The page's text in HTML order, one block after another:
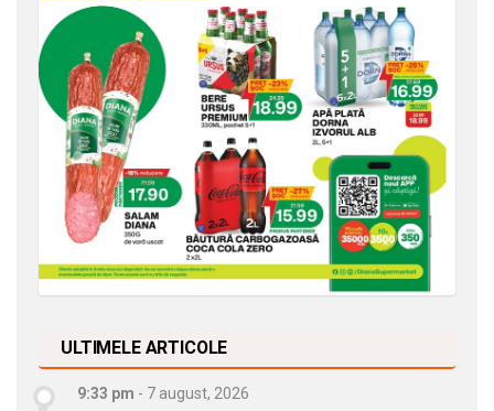
ULTIMELE ARTICOLE
9:33 pm - 7 august, 2026